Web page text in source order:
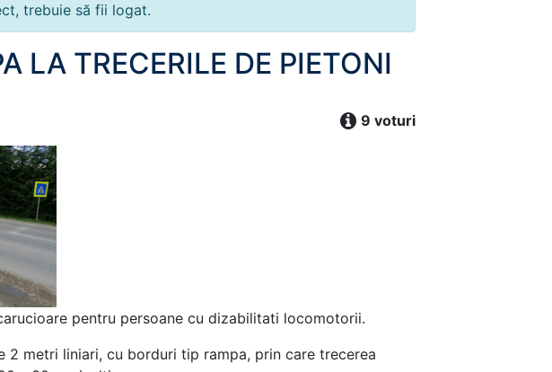
trebuie să fii logat.
LA TRECERILE DE PIETONI
9 voturi
pentru persoane cu dizabilitati locomotorii.
metri liniari, cu borduri tip rampa, prin care trecerea